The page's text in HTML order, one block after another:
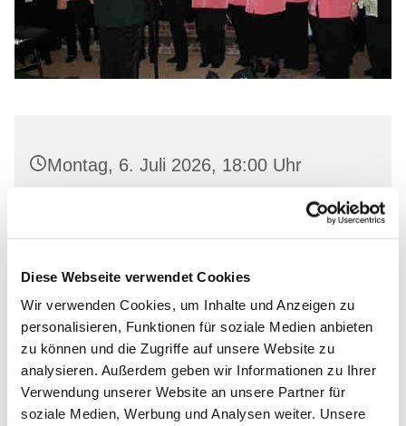
Diese Webseite verwendet Cookies
Wir verwenden Cookies, um Inhalte und Anzeigen zu
personalisieren, Funktionen für soziale Medien anbieten
zu können und die Zugriffe auf unsere Website zu
analysieren. Außerdem geben wir Informationen zu Ihrer
Verwendung unserer Website an unsere Partner für
soziale Medien, Werbung und Analysen weiter. Unsere
Montag, 6. Juli 2026, 18:00 Uhr
Gemeinderaum 2, Ev. Kirche Wriezen,
Markt, 16269 Wriezen